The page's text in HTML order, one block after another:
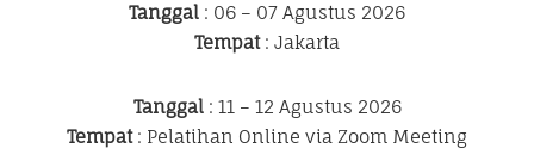
Tanggal : 06 – 07 Agustus 2026
Tempat: Jakarta
Tanggal: 11 – 12 Agustus 2026
Tempat: Pelatihan Online via Zoom Meeting